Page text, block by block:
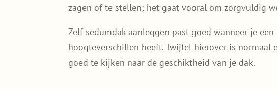
zagen of te stellen; het gaat vooral om zorgvuldig
Zelf sedumdak aanleggen past goed wanneer je
hoogteverschillen heeft. Twijfel hierover is
goed te kijken naar de geschiktheid van je dak.